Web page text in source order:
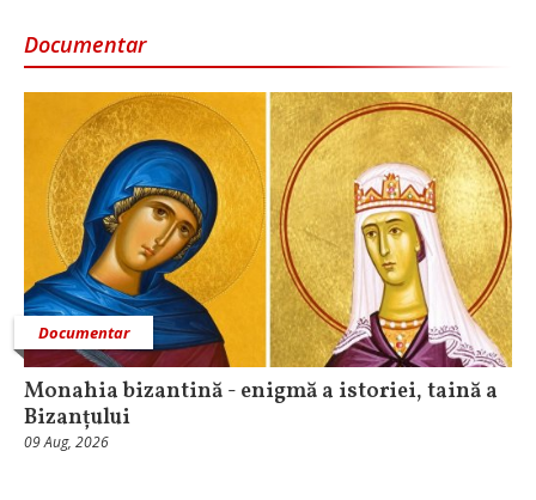
Documentar
Documentar
Monahia bizantină - enigmă a istoriei, taină a
Bizanțului
09 Aug, 2026